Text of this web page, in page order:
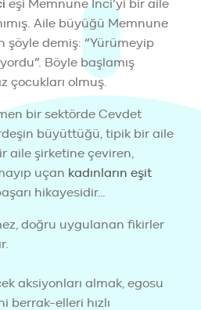
eşi Memnune İnci’yi bir aile
Aile büyüğü Memnune
şöyle demiş: “Yürümeyip
Böyle başlamış
çocukları olmuş.
bir sektörde Cevdet
büyüttüğü, tipik bir aile
aile şirketine çeviren,
uçan kadınların eşit
hikayesidir…
doğru uygulanan fikirler
aksiyonları almak, egosu
berrak-elleri hızlı